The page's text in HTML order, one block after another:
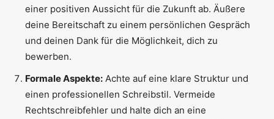
einer positiven Aussicht für die Zukunft ab. Äußere
deine Bereitschaft zu einem persönlichen Gespräch
und deinen Dank für die Möglichkeit, dich zu
bewerben.
Formale Aspekte: Achte auf eine klare Struktur und
einen professionellen Schreibstil. Vermeide
Rechtschreibfehler und halte dich an eine